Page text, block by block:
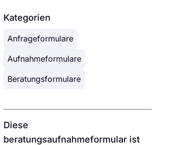
Kategorien
Anfrageformulare
Aufnahmeformulare
Beratungsformulare
Diese
beratungsaufnahmeformular ist